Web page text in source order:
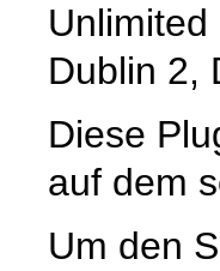
Dublin 2,
Diese
auf dem
Um den